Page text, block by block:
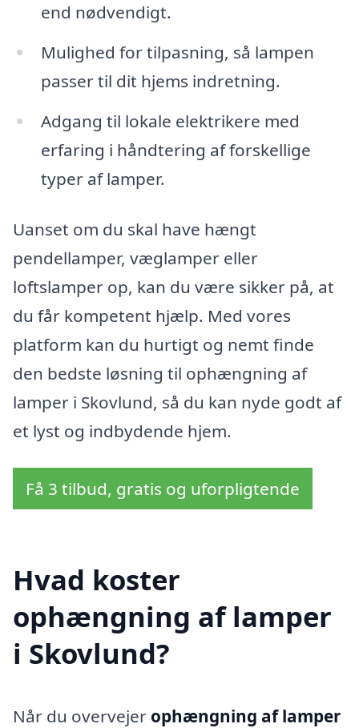
end nødvendigt.
Mulighed for tilpasning, så lampen
passer til dit hjems indretning.
Adgang til lokale elektrikere med
erfaring i håndtering af forskellige
typer af lamper.
Uanset om du skal have hængt
pendellamper, væglamper eller
loftslamper op, kan du være sikker på, at
du får kompetent hjælp. Med vores
platform kan du hurtigt og nemt finde
den bedste løsning til ophængning af
lamper i Skovlund, så du kan nyde godt af
et lyst og indbydende hjem.
Få 3 tilbud, gratis og uforpligtende
Hvad koster
ophængning af lamper
i Skovlund?
Når du overvejer ophængning af lamper